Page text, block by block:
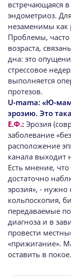
встречающаяся
эндометриоз.
незаменимы
Проблемы,
возраста,
дна: это
стрессовое
выполняется
протезов.
U-mama: «Ю-
эрозию. Это
Е.Ф.: Эрозия
заболевание
расположение
канала выходит
Есть мнение,
достаточно
эрозия», - нужно
кольпоскопия,
передаваемые
диагноза и в
провести
«прижигание».
оставить в покое.